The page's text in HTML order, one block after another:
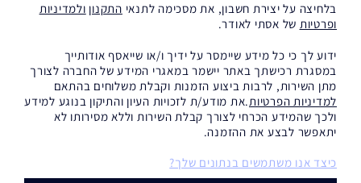
בלחיצה על יצירת חשבון, את מסכימה לתנאי התקנון ולמדיניות
ופרטיות של אסתי לאודר.
ידוע לך כי כל מידע שיימסר על ידיך ו/או שייאסף אודותייך
במסגרת רכישתך באתר יישמר במאגרי המידע של החברה לצורך
מתן השירות, לרבות ביצוע הזמנות וקבלת משלוחים בהתאם
למדיניות הפרטיות.את מודע/ת לזכויות העיון והתיקון בנוגע למידע
ולכך שהמידע הכרחי לצורך קבלת השירות וללא מסירותו לא
יתאפשר לבצע את ההזמנה.
כיצד אנו משתמשים בנתונים שלך?